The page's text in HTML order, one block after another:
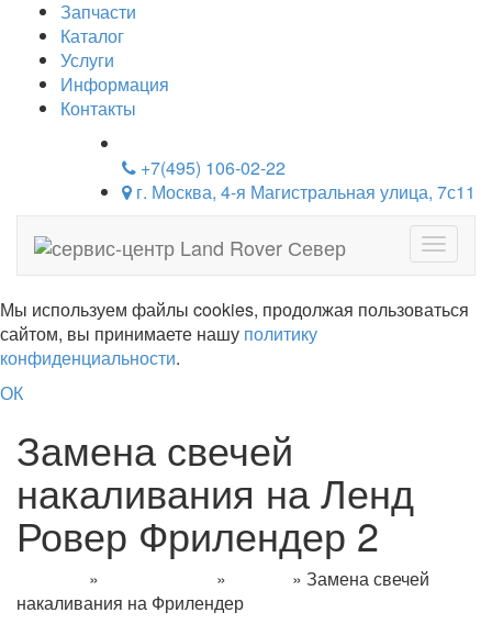
Запчасти
Каталог
Услуги
Информация
Контакты
+7(495) 106-02-22
г. Москва, 4-я Магистральная улица, 7с11
Мы используем файлы cookies, продолжая пользоваться
сайтом, вы принимаете нашу политику
конфиденциальности.
ОК
Замена свечей
накаливания на Ленд
Ровер Фрилендер 2
» » » Замена свечей
накаливания на Фрилендер